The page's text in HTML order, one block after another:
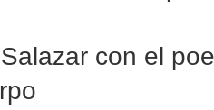
con el